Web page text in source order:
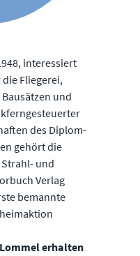
interessiert
Fliegerei,
und
des Diplom-
gehört die
und
Verlag
bemannte
erhalten